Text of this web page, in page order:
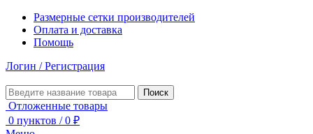
Размерные сетки производителей
Оплата и доставка
Помощь
Логин / Регистрация
Поиск
Отложенные товары
0 пунктов / 0 ₽